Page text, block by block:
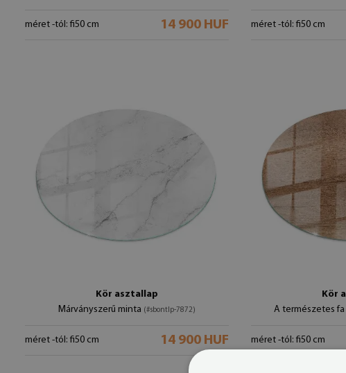
méret -tól: fi50 cm 14 900 HUF méret -tól: fi50 cm
Kör asztallap
Márványszerű minta (#sbontlp-7872)
méret -tól: fi50 cm 14 900 HUF
Kör
A természetes fa
méret -tól: fi50 cm